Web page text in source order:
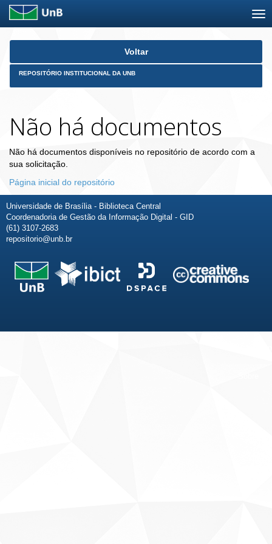
Skip
Voltar
REPOSITÓRIO INSTITUCIONAL DA UNB
Não há documentos
Não há documentos disponíveis no repositório de acordo com a
sua solicitação.
Página inicial do repositório
Universidade de Brasília - Biblioteca Central
Coordenadoria de Gestão da Informação Digital - GID
(61) 3107-2683
repositorio@unb.br